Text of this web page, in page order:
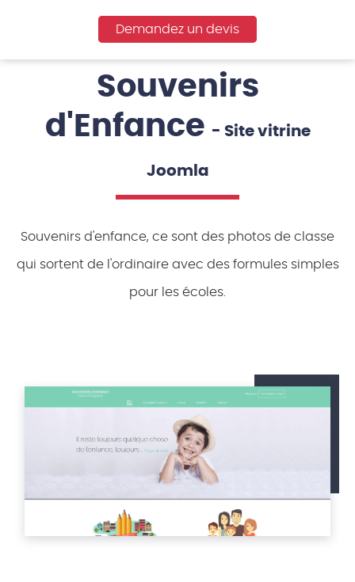
Demandez un devis
Souvenirs
d'Enfance - Site vitrine
Joomla
Souvenirs d'enfance, ce sont des photos de classe
qui sortent de l'ordinaire avec des formules simples
pour les écoles.